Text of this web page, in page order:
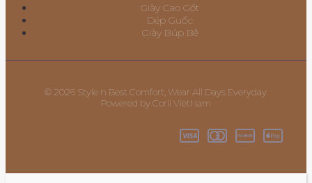
Giày Cao Gót
Dép Guốc
Giày Búp Bê
© 2026 Style n Best Comfort, Wear All Days Everyday.
Powered by Corii VietNam